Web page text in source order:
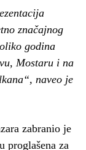
značajnog
godina
Mostaru i na
naveo je
zabranio je
proglašena za